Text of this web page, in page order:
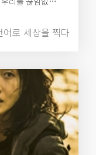
로 세상을 찍다